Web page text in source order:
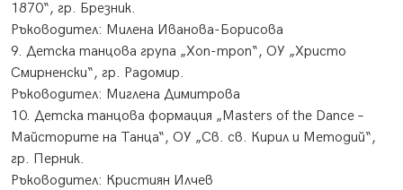
1870“, гр. Брезник.
​Ръководител: Милена Иванова-Борисова
9. Детска танцова група „Хоп-троп“, ОУ „Христо
Смирненски“, гр. Радомир.
Ръководител: Миглена Димитрова
10. Детска танцова формация „Masters of the Dance –
Майсторите на Танца“, ОУ „Св. св. Кирил и Методий“,
гр. Перник.
Ръководител: Кристиян Илчев